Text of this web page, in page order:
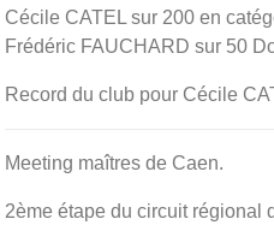
Cécile CATEL sur 200 en
Frédéric FAUCHARD sur 50
Record du club pour Cécile
Meeting maîtres de Caen.
2ème étape du circuit régional